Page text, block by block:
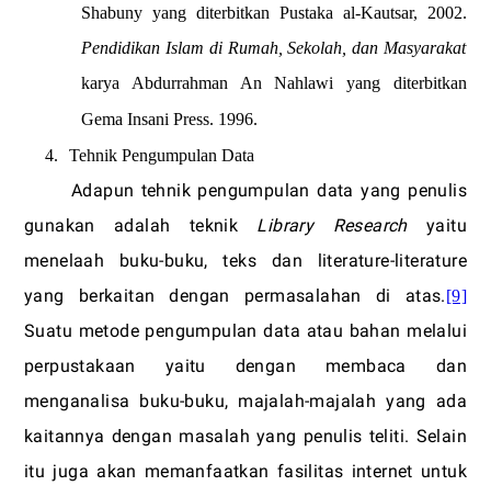
Shabuny yang diterbitkan Pustaka al-Kautsar, 2002.
Pendidikan Islam di Rumah, Sekolah, dan Masyarakat
karya Abdurrahman An Nahlawiyang diterbitkan
Gema Insani Press. 1996.
4.
Tehnik Pengumpulan Data
Adapun tehnik pengumpulan data yang penulis
gunakan adalah teknik Library Researchyaitu
menelaah buku-buku, teks dan literature-literature
yang berkaitan dengan permasalahan di atas.[9]
Suatu metode pengumpulan data atau bahan melalui
perpustakaan yaitu dengan membaca dan
menganalisa buku-buku, majalah-majalah yang ada
kaitannya dengan masalah yang penulis teliti. Selain
itu juga akan memanfaatkan fasilitas internet untuk